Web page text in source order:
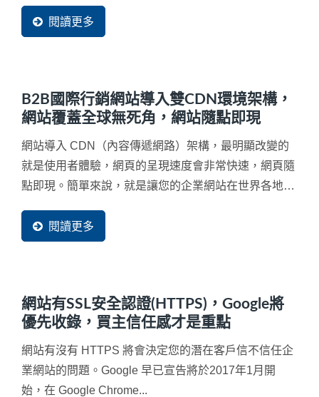
戶流量，因此，如果網站內容的...
閱讀更多
B2B國際行銷網站導入雙CDN環境架構，
網站覆蓋全球無死角，網站隨點即現
網站導入 CDN（內容傳遞網路）架構，最明顯改變的
就是使用者體驗，網頁的呈現速度會非常快速，網頁隨
點即現。簡單來說，就是讓您的企業網站在世界各地等
材，立即看到完整網頁內容，加速商機的傳遞速度。網
站導入...
閱讀更多
網站有SSL安全認證(HTTPS)，Google將
優先收錄，買主信任感才是重點
網站有沒有 HTTPS 將會決定您的潛在客戶信不信任企
業網站的問題。Google 早已宣告將於2017年1月開
始，在 Google Chrome...